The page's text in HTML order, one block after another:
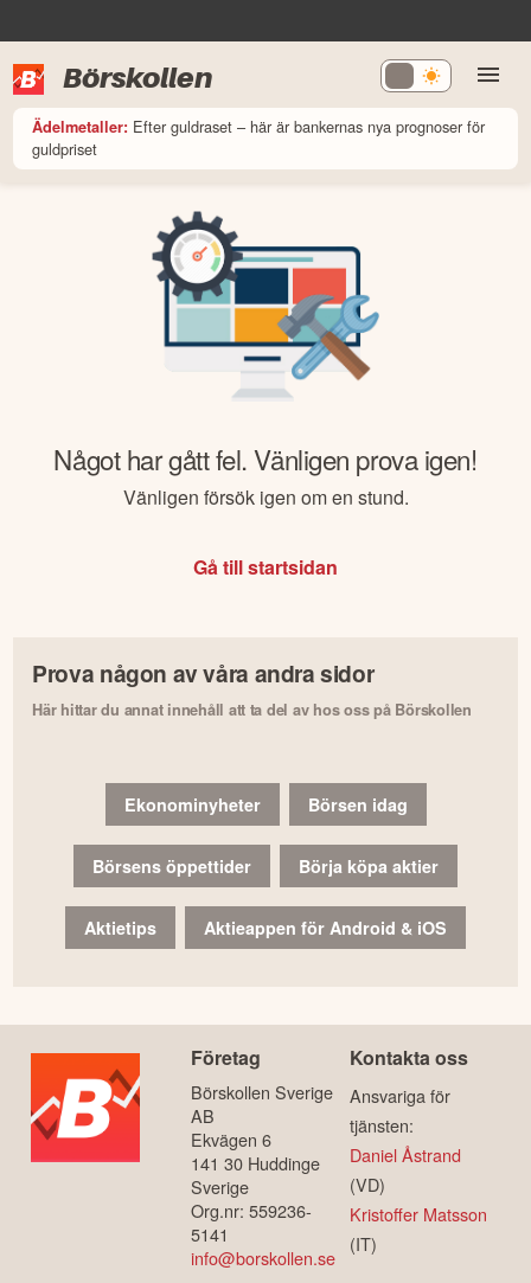
Börskollen
Ädelmetaller: Efter guldraset – här är bankernas nya prognoser för
guldpriset
Något har gått fel. Vänligen prova igen!
Vänligen försök igen om en stund.
Gå till startsidan
Prova någon av våra andra sidor
Här hittar du annat innehåll att ta del av hos oss på Börskollen
Ekonominyheter Börsen idag
Börsens öppettider Börja köpa aktier
Aktietips Aktieappen för Android & iOS
Företag
Börskollen Sverige
AB
Ekvägen 6
141 30 Huddinge
Sverige
Org.nr: 559236-
5141
info@borskollen.se
Kontakta oss
Ansvariga för
tjänsten:
Daniel Åstrand
(VD)
Kristoffer Matsson
(IT)